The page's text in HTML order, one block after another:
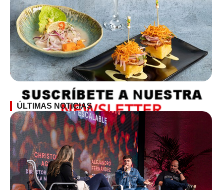
SUSCRÍBETE A LA NEWSLETTER
ÚLTIMAS NOTICIAS